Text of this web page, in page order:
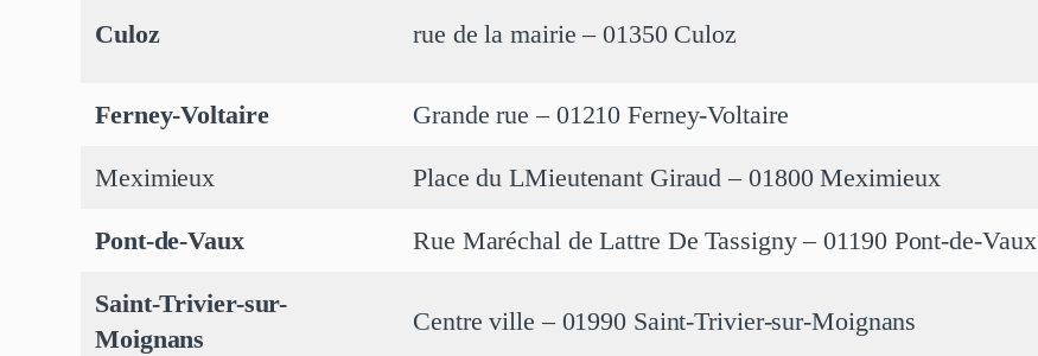
Culoz rue de la mairie – 01350 Culoz
Ferney-Voltaire Grande rue – 01210 Ferney-Voltaire
Meximieux Place du LMieutenant Giraud – 01800 Meximieux
Pont-de-Vaux Rue Maréchal de Lattre De Tassigny – 01190 Pont-de-Vaux
Saint-Trivier-sur-
Moignans
Centre ville – 01990 Saint-Trivier-sur-Moignans